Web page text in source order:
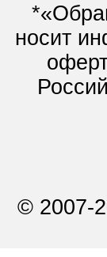
носит
© 2007-